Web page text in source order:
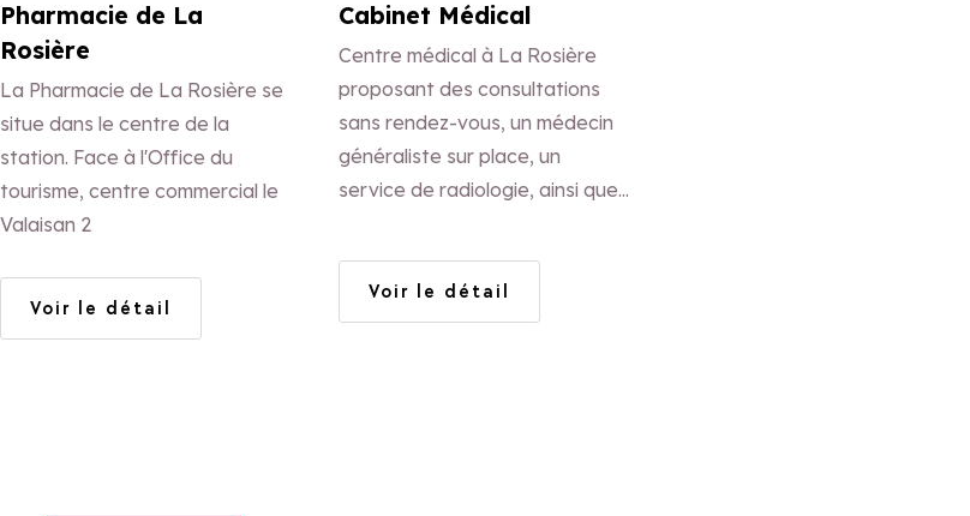
Pharmacie de La
Rosière
La Pharmacie de La Rosière se
situe dans le centre de la
station. Face à l'Office du
tourisme, centre commercial le
Valaisan 2
Voir le détail
Cabinet Médical
Centre médical à La Rosière
proposant des consultations
sans rendez-vous, un médecin
généraliste sur place, un
service de radiologie, ainsi que
d’ostéopathie.
Voir le détail